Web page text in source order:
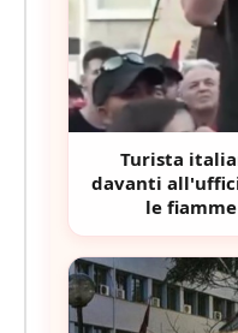
Turista
davanti
le